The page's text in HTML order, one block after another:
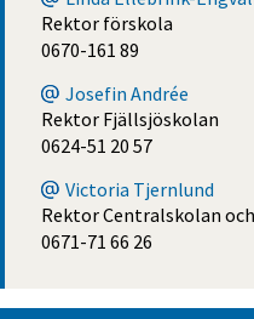
Rektor förskola
0670-161 89
Josefin Andrée
Rektor Fjällsjöskolan
0624-51 20 57
Victoria Tjernlund
Rektor Centralskolan
0671-71 66 26